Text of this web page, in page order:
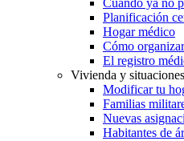
Planificación
Hogar médico
Cómo
El registro
Vivienda y
Modificar tu
Familias
Nuevas
Habitantes de